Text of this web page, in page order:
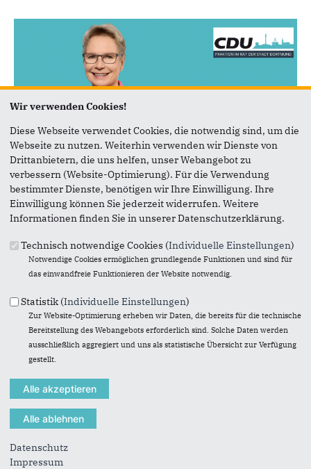
Ratsmitglied
Ute Mais
Dr. Arne Küpper
Wir verwenden Cookies!
Diese Webseite verwendet Cookies, die notwendig sind, um die
Webseite zu nutzen. Weiterhin verwenden wir Dienste von
Drittanbietern, die uns helfen, unser Webangebot zu
verbessern (Website-Optimierung). Für die Verwendung
bestimmter Dienste, benötigen wir Ihre Einwilligung. Ihre
Einwilligung können Sie jederzeit widerrufen. Weitere
Informationen finden Sie in unserer Datenschutzerklärung.
Technisch notwendige Cookies (Individuelle Einstellungen)
Notwendige Cookies ermöglichen grundlegende Funktionen und sind für
das einwandfreie Funktionieren der Website notwendig.
Statistik (Individuelle Einstellungen)
Zur Website-Optimierung erheben wir Daten, die bereits für die technische
Bereitstellung des Webangebots erforderlich sind. Solche Daten werden
ausschließlich aggregiert und uns als statistische Übersicht zur Verfügung
gestellt.
Datenschutz
Impressum